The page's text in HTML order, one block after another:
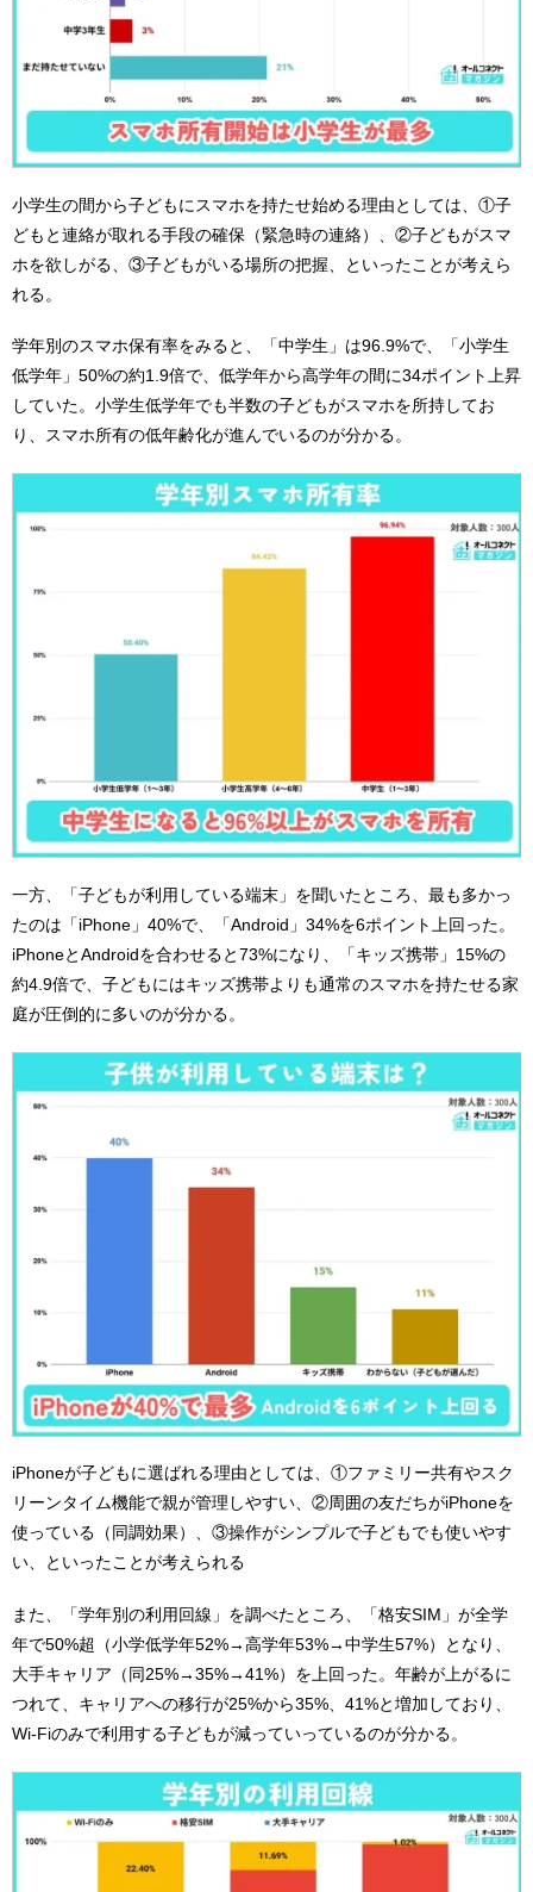
小学生の間から子どもにスマホを持たせ始める理由としては、①子
どもと連絡が取れる手段の確保（緊急時の連絡）、②子どもがスマ
ホを欲しがる、③子どもがいる場所の把握、といったことが考えら
れる。
学年別のスマホ保有率をみると、「中学生」は96.9%で、「小学生
低学年」50%の約1.9倍で、低学年から高学年の間に34ポイント上昇
していた。小学生低学年でも半数の子どもがスマホを所持してお
り、スマホ所有の低年齢化が進んでいるのが分かる。
一方、「子どもが利用している端末」を聞いたところ、最も多かっ
たのは「iPhone」40%で、「Android」34%を6ポイント上回った。
iPhoneとAndroidを合わせると73%になり、「キッズ携帯」15%の
約4.9倍で、子どもにはキッズ携帯よりも通常のスマホを持たせる家
庭が圧倒的に多いのが分かる。
iPhoneが子どもに選ばれる理由としては、①ファミリー共有やスク
リーンタイム機能で親が管理しやすい、②周囲の友だちがiPhoneを
使っている（同調効果）、③操作がシンプルで子どもでも使いやす
い、といったことが考えられる
また、「学年別の利用回線」を調べたところ、「格安SIM」が全学
年で50%超（小学低学年52%→高学年53%→中学生57%）となり、
大手キャリア（同25%→35%→41%）を上回った。年齢が上がるに
つれて、キャリアへの移行が25%から35%、41%と増加しており、
Wi-Fiのみで利用する子どもが減っていっているのが分かる。